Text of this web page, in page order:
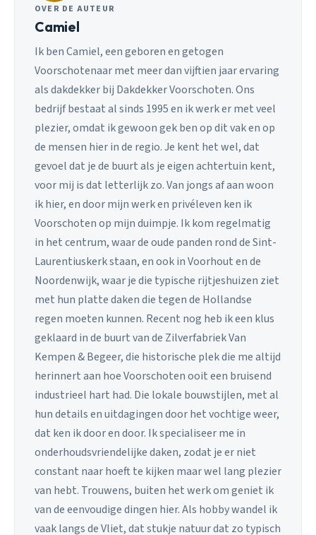
OVER DE AUTEUR
Camiel
Ik ben Camiel, een geboren en getogen
Voorschotenaar met meer dan vijftien jaar ervaring
als dakdekker bij Dakdekker Voorschoten. Ons
bedrijf bestaat al sinds 1995 en ik werk er met veel
plezier, omdat ik gewoon gek ben op dit vak en op
de mensen hier in de regio. Je kent het wel, dat
gevoel dat je de buurt als je eigen achtertuin kent,
voor mij is dat letterlijk zo. Van jongs af aan woon
ik hier, en door mijn werk en privéleven ken ik
Voorschoten op mijn duimpje. Ik kom regelmatig
in het centrum, waar de oude panden rond de Sint-
Laurentiuskerk staan, en ook in Voorhout en de
Noordenwijk, waar je die typische rijtjeshuizen ziet
met hun platte daken die tegen de Hollandse
regen moeten kunnen. Recent nog heb ik een klus
geklaard in de buurt van de Zilverfabriek Van
Kempen & Begeer, die historische plek die me altijd
herinnert aan hoe Voorschoten ooit een bruisend
industrieel hart had. Die lokale bouwstijlen, met al
hun details en uitdagingen door het vochtige weer,
dat ken ik door en door. Ik specialiseer me in
onderhoudsvriendelijke daken, zodat je er niet
constant naar hoeft te kijken maar wel lang plezier
van hebt. Trouwens, buiten het werk om geniet ik
van de eenvoudige dingen hier. Als hobby wandel ik
vaak langs de Vliet, dat stukje natuur dat zo typisch